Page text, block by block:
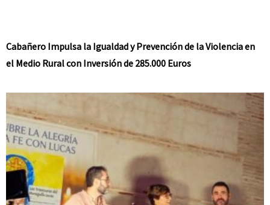
Cabañero Impulsa la Igualdad y Prevención de la Violencia en
el Medio Rural con Inversión de 285.000 Euros